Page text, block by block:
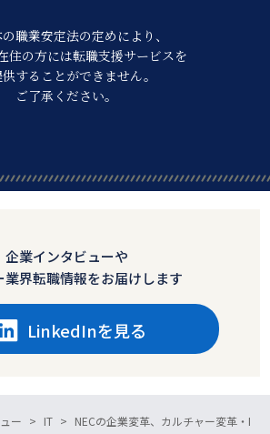
職業安定法の定めにより、
住の方には転職支援サービスを
することができません。
ご了承ください。
企業インタビューや
業界転職情報をお届けします
LinkedInを見る
ー IT NECの企業変革、カルチャー変革・